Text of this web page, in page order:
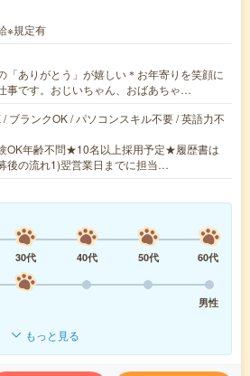
※規定有
「ありがとう」が嬉しい＊お年寄りを笑顔に
事です。おじいちゃん、おばあちゃ…
ブランクOK / パソコンスキル不要 / 英語力不
OK年齢不問★10名以上採用予定★履歴書は
後の流れ1)翌営業日までに担当…
30代 40代 50代
60代
男性
もっと見る